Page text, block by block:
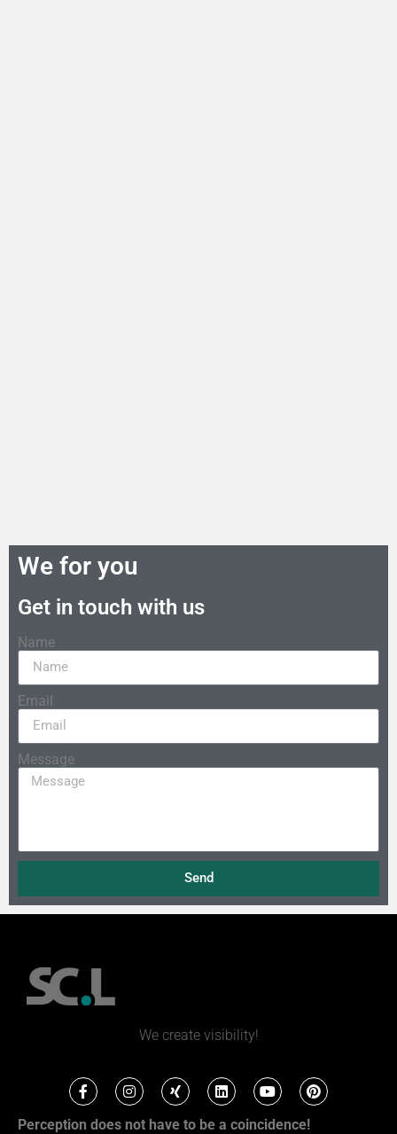
We for you
Get in touch with us
Name
Email
Message
Send
We create visibility!
Perception does not have to be a coincidence!